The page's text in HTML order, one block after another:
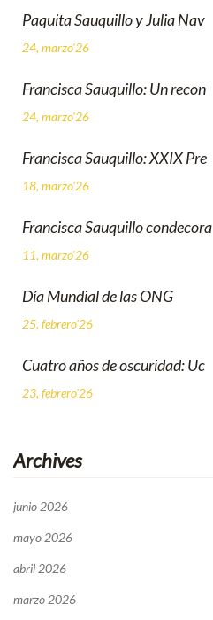
Paquita Sauquillo y Julia Nav
24, marzo'26
Francisca Sauquillo: Un recon
24, marzo'26
Francisca Sauquillo: XXIX Pre
18, marzo'26
Francisca Sauquillo condecora
11, marzo'26
Día Mundial de las ONG
25, febrero'26
Cuatro años de oscuridad: Uc
23, febrero'26
Archives
junio 2026
mayo 2026
abril 2026
marzo 2026